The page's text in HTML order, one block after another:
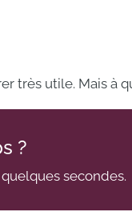
très utile. Mais à
?
secondes.